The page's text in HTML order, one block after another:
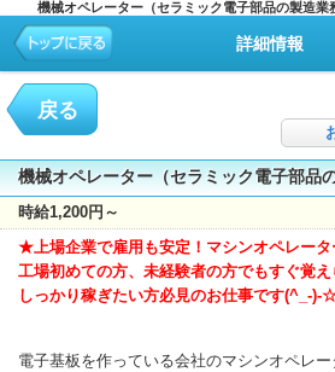
機械オペレーター（セラミック電子部品の製造
詳細情報
戻る
機械オペレーター（セラミック電子部品
時給1,200円～
★上場企業で雇用も安定！マシンオペレー
工場初めての方、未経験者の方でもすぐ覚え
しっかり稼ぎたい方必見のお仕事です(^_-)-
電子基板を作っている会社のマシンオペレー